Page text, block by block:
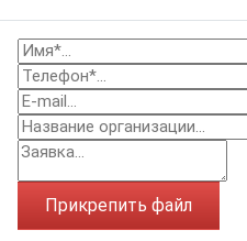
Прикрепить файл